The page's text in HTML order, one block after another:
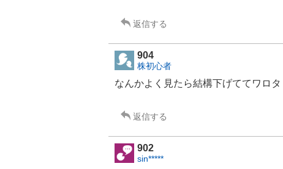
返信する
904
株初心者
なんかよく見たら結構下げててワロタ
返信する
902
sin*****